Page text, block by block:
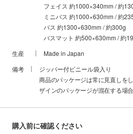
最初3回水洗いの意味
フェイス 約1000×340mm / 約
ミニバス 約1000×630mm / 約
バス 約1300×630mm / 約300g
バスマット 約500×630mm / 約
生産
Made in Japan
備考
ジッパー付ビニール袋入り
商品のパッケージは常に見直しを
ザインのパッケージが混在する場
購入前に確認ください